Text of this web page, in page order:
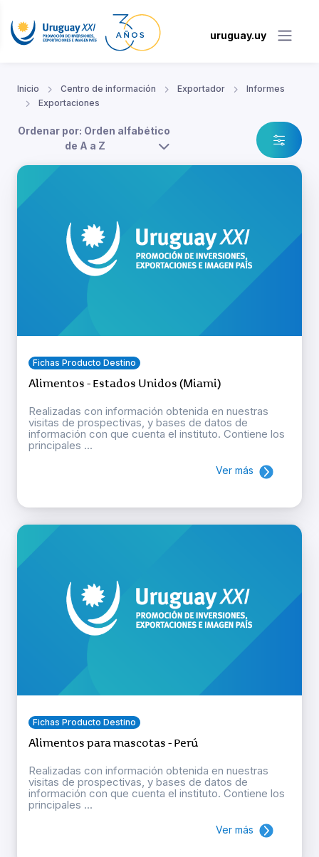
uruguay.uy
Inicio Centro de información Exportador
Informes
Exportaciones
Ordenar por: Orden alfabético
de A a Z
Fichas Producto Destino
Alimentos - Estados Unidos (Miami)
Realizadas con información obtenida en nuestras
visitas de prospectivas, y bases de datos de
información con que cuenta el instituto. Contiene los
principales ...
Ver más
Fichas Producto Destino
Alimentos para mascotas - Perú
Realizadas con información obtenida en nuestras
visitas de prospectivas, y bases de datos de
información con que cuenta el instituto. Contiene los
principales ...
Ver más